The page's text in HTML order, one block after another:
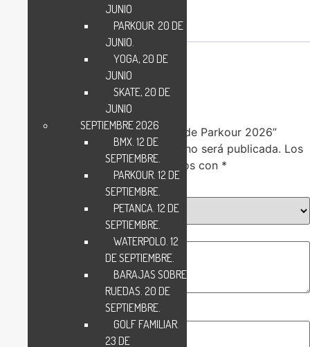
Valoraciones (0)
Valoraciones
No hay valoraciones aún.
Sé el primero en valorar “Jornadas de Parkour 2026”
Tu dirección de correo electrónico no será publicada. Los
campos obligatorios están marcados con *
JUNIO
PARKOUR. 20 DE
JUNIO.
YOGA, 20 DE
JUNIO
SKATE, 20 DE
JUNIO
SEPTIEMBRE 2026
BMX. 12 DE
SEPTIEMBRE.
PARKOUR. 12 DE
SEPTIEMBRE.
PETANCA. 12 DE
SEPTIEMBRE.
WATERPOLO. 12
DE SEPTIEMBRE.
BARAJAS SOBRE
RUEDAS. 20 DE
SEPTIEMBRE.
GOLF FAMILIAR.
23 DE